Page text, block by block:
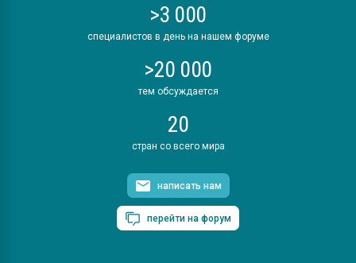
>3 000
специалистов в день на нашем форуме
>20 000
тем обсуждается
20
стран со всего мира
написать нам
перейти на форум